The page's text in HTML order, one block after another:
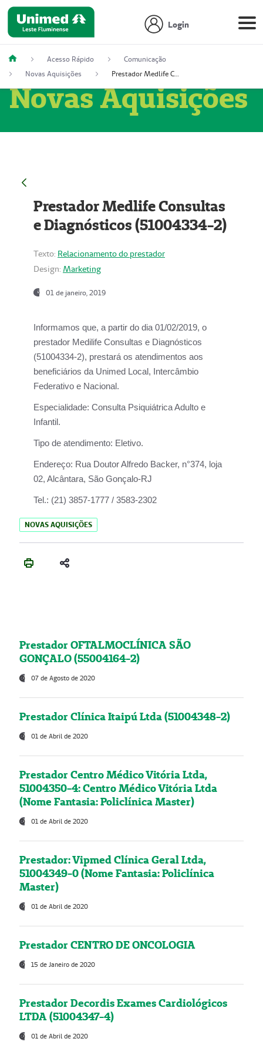
Login
Acesso Rápido
Comunicação
Novas Aquisições
Prestador Medlife Consultas e Diagnósticos (51004334-2)
Novas Aquisições
Prestador Medlife Consultas
e Diagnósticos (51004334-2)
Texto: Relacionamento do prestador
Design: Marketing
01 de janeiro, 2019
Informamos que, a partir do dia 01/02/2019, o
prestador Medilife Consultas e Diagnósticos
(51004334-2), prestará os atendimentos aos
beneficiários da Unimed Local, Intercâmbio
Federativo e Nacional.
Especialidade: Consulta Psiquiátrica Adulto e
Infantil.
Tipo de atendimento: Eletivo.
Endereço: Rua Doutor Alfredo Backer, n°374, loja
02, Alcântara, São Gonçalo-RJ
Tel.: (21) 3857-1777 / 3583-2302
NOVAS AQUISIÇÕES
Prestador OFTALMOCLÍNICA SÃO
GONÇALO (55004164-2)
07 de Agosto de 2020
Prestador Clínica Itaipú Ltda (51004348-2)
01 de Abril de 2020
Prestador Centro Médico Vitória Ltda,
51004350-4: Centro Médico Vitória Ltda
(Nome Fantasia: Policlínica Master)
01 de Abril de 2020
Prestador: Vipmed Clínica Geral Ltda,
51004349-0 (Nome Fantasia: Policlínica
Master)
01 de Abril de 2020
Prestador CENTRO DE ONCOLOGIA
15 de Janeiro de 2020
Prestador Decordis Exames Cardiológicos
LTDA (51004347-4)
01 de Abril de 2020